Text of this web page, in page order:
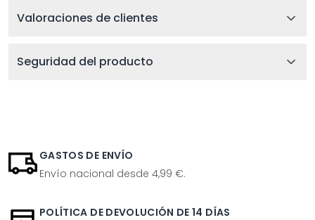
Valoraciones de clientes
Seguridad del producto
GASTOS DE ENVÍO
Envío nacional desde 4,99 €.
POLÍTICA DE DEVOLUCIÓN DE 14 DÍAS